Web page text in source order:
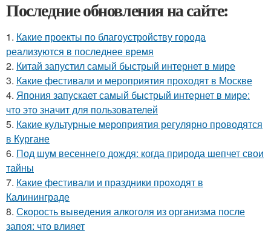
Последние обновления на сайте:
1. Какие проекты по благоустройству города
реализуются в последнее время
2. Китай запустил самый быстрый интернет в мире
3. Какие фестивали и мероприятия проходят в Москве
4. Япония запускает самый быстрый интернет в мире:
что это значит для пользователей
5. Какие культурные мероприятия регулярно проводятся
в Кургане
6. Под шум весеннего дождя: когда природа шепчет свои
тайны
7. Какие фестивали и праздники проходят в
Калининграде
8. Скорость выведения алкоголя из организма после
запоя: что влияет